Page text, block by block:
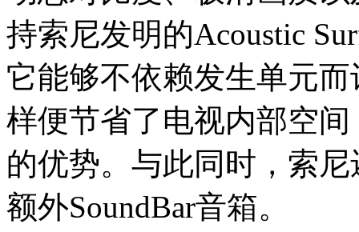
持索尼发明的Acoustic
它能够不依赖发生单元
样便节省了电视内部空
的优势。与此同时，索
额外SoundBar音箱。